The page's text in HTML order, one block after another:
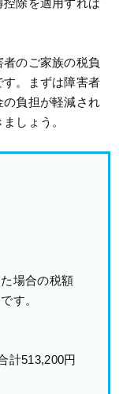
除を適用すれば
のご家族の税負
。まずは障害者
負担が軽減され
しょう。
場合の税額
す。
計513,200円